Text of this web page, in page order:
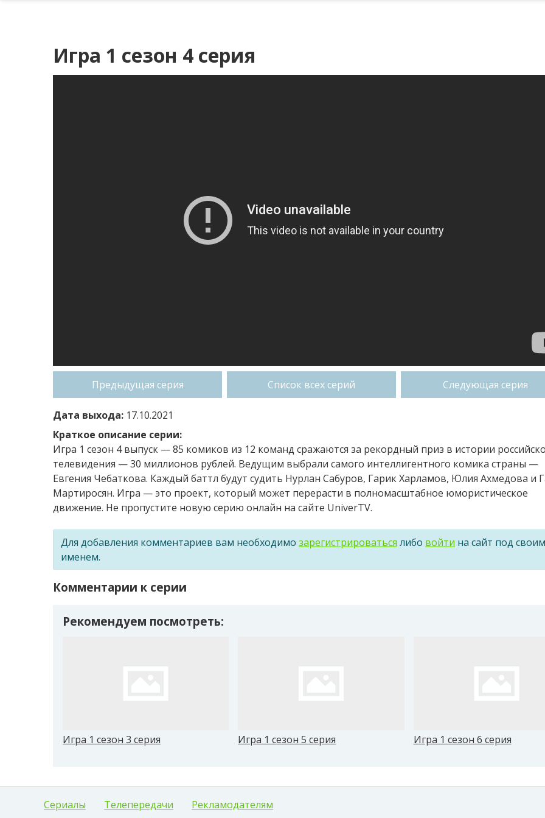
Игра 1 сезон 4 серия
Предыдущая серия Список всех серий Следующая серия
Дата выхода: 17.10.2021
Краткое описание серии:
Игра 1 сезон 4 выпуск — 85 комиков из 12 команд сражаются за рекордный приз в истории
телевидения — 30 миллионов рублей. Ведущим выбрали самого интеллигентного комика страны —
Евгения Чебаткова. Каждый баттл будут судить Нурлан Сабуров, Гарик Харламов, Юлия Ахмедова и
Мартиросян. Игра — это проект, который может перерасти в полномасштабное юмористическое
движение. Не пропустите новую серию онлайн на сайте UniverTV.
Для добавления комментариев вам необходимо зарегистрироваться либо войти на сайт под своим
именем.
Комментарии к серии
Рекомендуем посмотреть:
Игра 1 сезон 3 серия Игра 1 сезон 5 серия Игра 1 сезон 6 серия
Сериалы Телепередачи Рекламодателям